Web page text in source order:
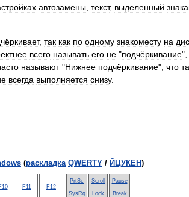
автозамены текст, выделенный
, так как по одному знакоместу на
всего называть его не "подчёркивание",
называют"Нижнее подчёркивание", что
всегда выполняется снизу.
(раскладка QWERTY / ЙЦУКЕН)
F11 F12
PrtSc
SysRq
Scroll
Lock
Pause
Break